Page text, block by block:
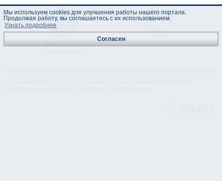
Техническая
Лист данных
Мы используем cookies для улучшения работы нашего портала.
Продолжая работу, вы соглашаетесь с их использованием.
Узнать подробнее
Согласен